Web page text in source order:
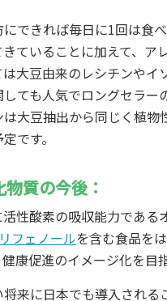
できれば毎日に1回は食
ていることに加えて、
大豆由来のレシチンやイ
ても人気でロングセラ
大豆抽出から同じく植
です。
質の今後：
性酸素の吸収能力である
フェノールを含む食品を
康促進のイメージ化を目
来に日本でも導入され